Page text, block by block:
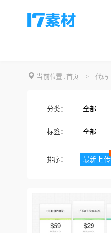
当前位置 :首页 > 代码
分类： 全部
标签： 全部
排序： 最新上传